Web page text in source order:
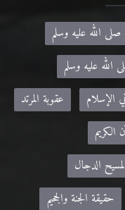
الله عليه وسلم
الله عليه وسلم
الإسلام
عقوبة المرتد
الكريم
الدجال
حقيقة الجنة والجحيم